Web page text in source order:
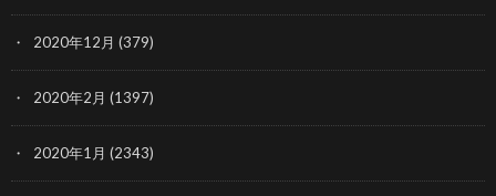
2020年12月 (379)
2020年2月 (1397)
2020年1月 (2343)